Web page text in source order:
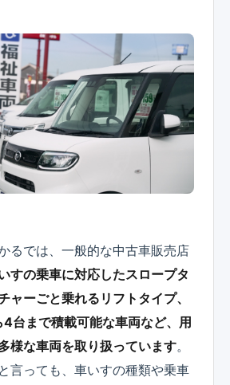
るでは、一般的な中古車販売店
すの乗車に対応したスロープタ
ャーごと乗れるリフトタイプ、
台まで積載可能な車両など、用
様な車両を取り扱っています。
言っても、車いすの種類や乗車